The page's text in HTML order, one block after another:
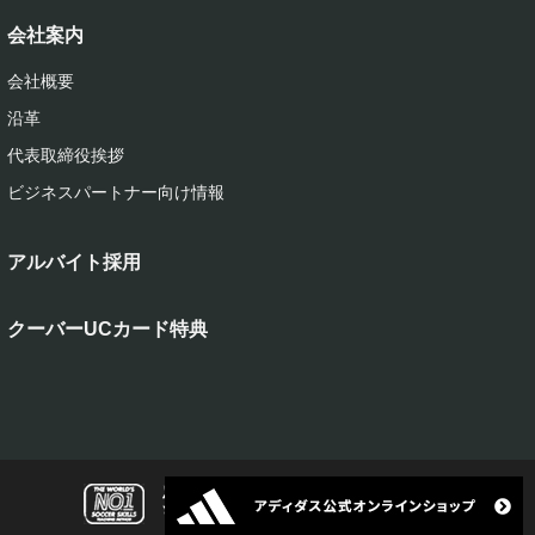
会社案内
会社概要
沿革
代表取締役挨拶
ビジネスパートナー向け情報
アルバイト採用
クーバーUCカード特典